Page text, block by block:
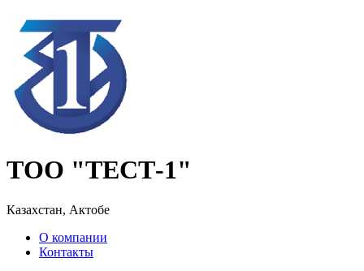
ТОО "ТЕСТ-1"
Казахстан, Актобе
О компании
Контакты